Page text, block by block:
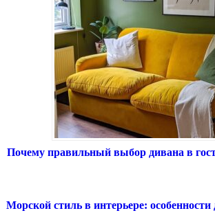
Почему правильный выбор дивана в
Морской стиль в интерьере: